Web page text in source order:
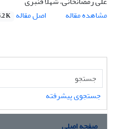
مشاهده مقاله
اصل مقاله K
جستجوی پیشرفته
صفحه اصلی